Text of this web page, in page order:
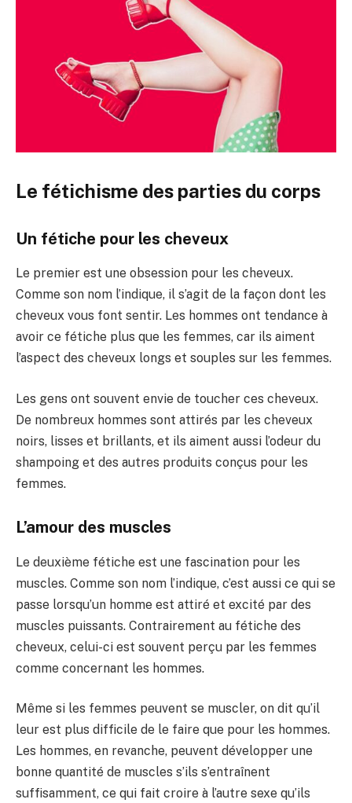
Le fétichisme des parties du corps
Un fétiche pour les cheveux
Le premier est une obsession pour les cheveux.
Comme son nom l’indique, il s’agit de la façon dont les
cheveux vous font sentir. Les hommes ont tendance à
avoir ce fétiche plus que les femmes, car ils aiment
l’aspect des cheveux longs et souples sur les femmes.
Les gens ont souvent envie de toucher ces cheveux.
De nombreux hommes sont attirés par les cheveux
noirs, lisses et brillants, et ils aiment aussi l’odeur du
shampoing et des autres produits conçus pour les
femmes.
L’amour des muscles
Le deuxième fétiche est une fascination pour les
muscles. Comme son nom l’indique, c’est aussi ce qui se
passe lorsqu’un homme est attiré et excité par des
muscles puissants. Contrairement au fétiche des
cheveux, celui-ci est souvent perçu par les femmes
comme concernant les hommes.
Même si les femmes peuvent se muscler, on dit qu’il
leur est plus difficile de le faire que pour les hommes.
Les hommes, en revanche, peuvent développer une
bonne quantité de muscles s’ils s’entraînent
suffisamment, ce qui fait croire à l’autre sexe qu’ils